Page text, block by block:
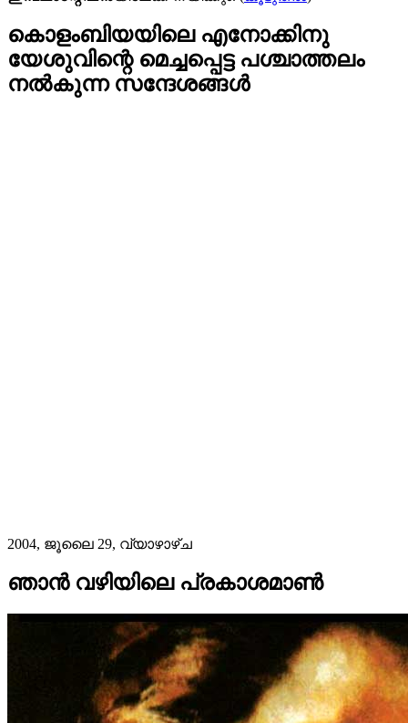
കൊളംബിയയിലെ എനോക്കിനു
യേശുവിന്റെ മെച്ചപ്പെട്ട പശ്ചാത്തലം
നൽകുന്ന സന്ദേശങ്ങള്‍
2004, ജൂലൈ 29, വ്യാഴാഴ്‌ച
ഞാൻ വഴിയിലെ പ്രകാശമാണ്‍